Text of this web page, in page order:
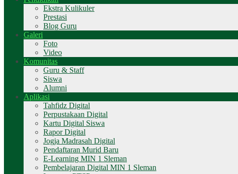
Ekstra Kulikuler
Prestasi
Blog Guru
Galeri
Foto
Video
Komunitas
Guru & Staff
Siswa
Alumni
Aplikasi
Tahfidz Digital
Perpustakaan Digital
Kartu Digital Siswa
Rapor Digital
Jogja Madrasah Digital
Pendaftaran Murid Baru
E-Learning MIN 1 Sleman
Pembelajaran Digital MIN 1 Sleman